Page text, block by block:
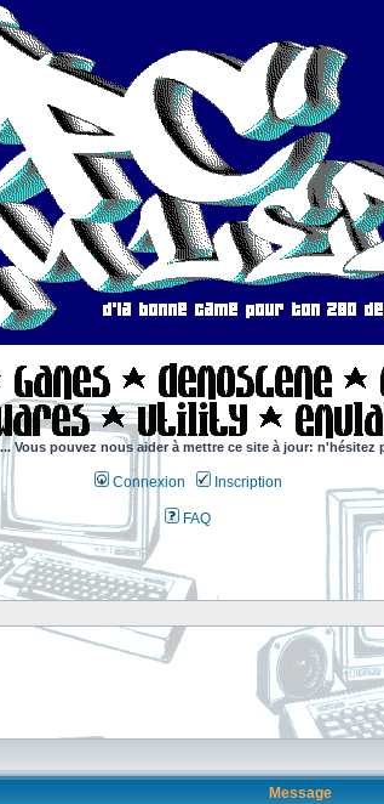
Vous pouvez nous aider à mettre ce site à jour: n'hésitez
Connexion Inscription
FAQ
Message